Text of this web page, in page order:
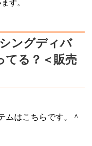
す。
ングディバ
てる？＜販売
ムはこちらです。＾